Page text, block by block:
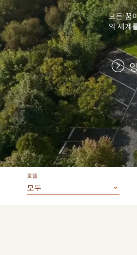
모든 꿈
의 세계
호텔